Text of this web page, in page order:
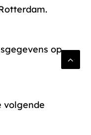
op
volgende